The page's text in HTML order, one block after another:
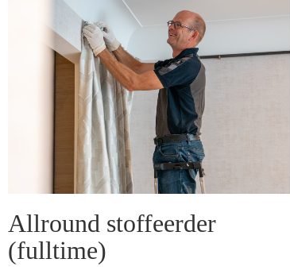
Allround stoffeerder
(fulltime)